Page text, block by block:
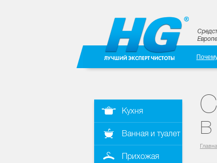
Кухня
Ванная и туалет
Прихожая